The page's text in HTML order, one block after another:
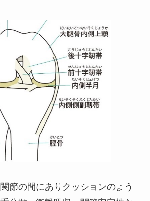
節の間にありクッションのよう